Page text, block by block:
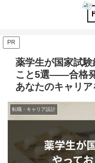
PR
薬学生が国家試
こと5選――合格発
あなたのキャリ
転職・キャリア設計